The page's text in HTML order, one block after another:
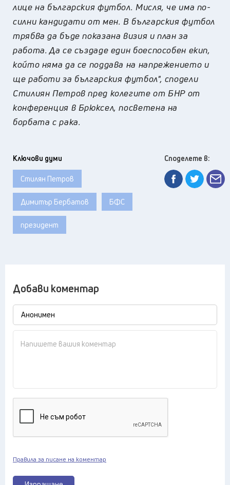
лице на българския футбол. Мисля, че има по-
силни кандидати от мен. В българския футбол
трябва да бъде показана визия и план за
работа. Да се създаде един боеспособен екип,
който няма да се поддава на напрежението и
ще работи за българския футбол", сподели
Стилиян Петров пред колегите от БНР от
конференция в Брюксел, посветена на
борбата с рака.
Ключови думи
Стилян Петров
Димитър Бербатов БФС
президент
Споделете в:
Добави коментар
Правила за писане на коментар